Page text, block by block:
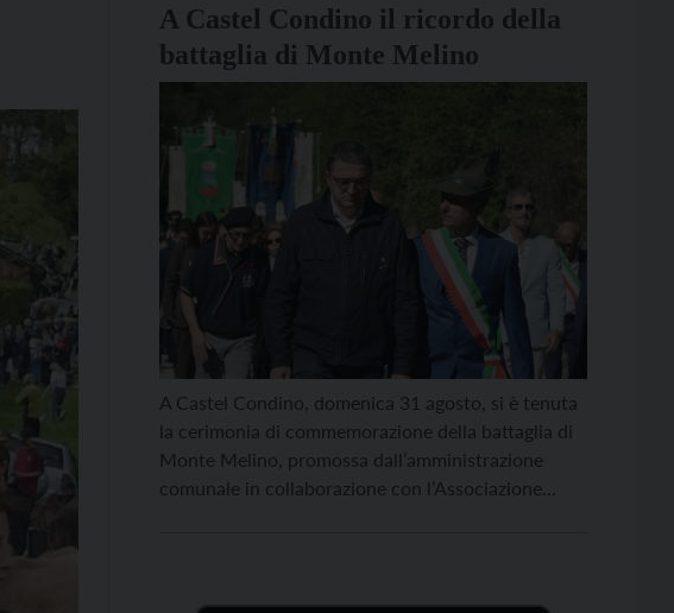
A Castel Condino il ricordo della
battaglia di Monte Melino
A Castel Condino, domenica 31 agosto, si è tenuta
la cerimonia di commemorazione della battaglia di
Monte Melino, promossa dall’amministrazione
comunale in collaborazione con l’Associazione
sfilata accompagnata dalla Fanfara dei bersaglieri di